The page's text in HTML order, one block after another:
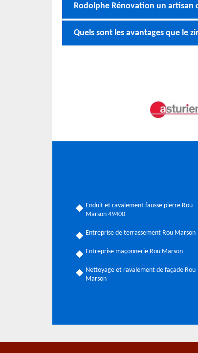
Rodolphe Rénovation un artisan
Quels sont les avantages que le
Enduit et ravalement fausse pierre Rou
Marson 49400
Entreprise de terrassement Rou Marson
Entreprise maçonnerie Rou Marson
Nettoyage et ravalement de façade Rou
Marson